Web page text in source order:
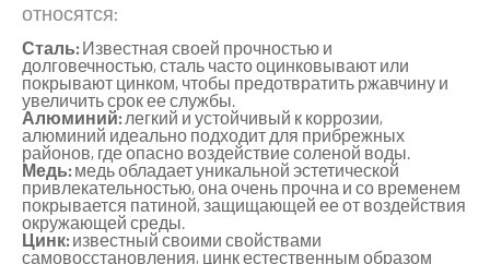
относятся:
Сталь:Известная своей прочностью и
долговечностью, сталь часто оцинковывают или
покрывают цинком, чтобы предотвратить ржавчину и
увеличить срок ее службы.
Алюминий:легкий и устойчивый к коррозии,
алюминий идеально подходит для прибрежных
районов, где опасно воздействие соленой воды.
Медь:медь обладает уникальной эстетической
привлекательностью, она очень прочна и со временем
покрывается патиной, защищающей ее от воздействия
окружающей среды.
Цинк:известный своими свойствами
самовосстановления, цинк естественным образом